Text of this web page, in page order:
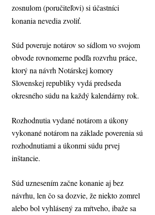
zosnulom (poručiteľovi) si účastníci
konania nevedia zvoliť.
Súd poveruje notárov so sídlom vo svojom
obvode rovnomerne podľa rozvrhu práce,
ktorý na návrh Notárskej komory
Slovenskej republiky vydá predseda
okresného súdu na každý kalendárny rok.
Rozhodnutia vydané notárom a úkony
vykonané notárom na základe poverenia sú
rozhodnutiami a úkonmi súdu prvej
inštancie.
Súd uznesením začne konanie aj bez
návrhu, len čo sa dozvie, že niekto zomrel
alebo bol vyhlásený za mŕtveho, ibaže sa